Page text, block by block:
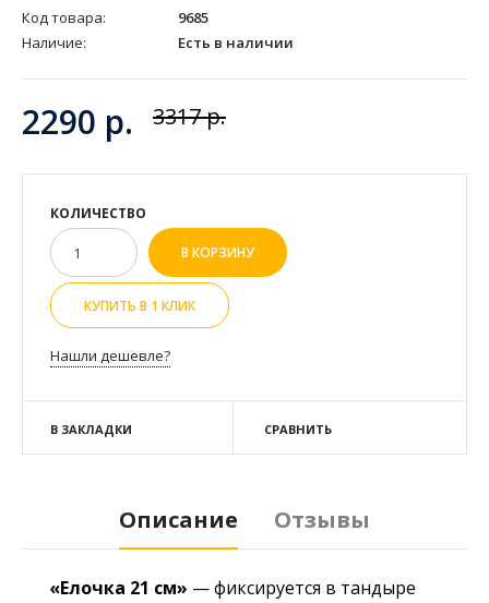
Код товара:
9685
Наличие:
Есть в наличии
2290 р. 3317 р.
КОЛИЧЕСТВО
КУПИТЬ В 1 КЛИК
Нашли дешевле?
В ЗАКЛАДКИ СРАВНИТЬ
Описание Отзывы
«Елочка 21 см» — фиксируется в тандыре